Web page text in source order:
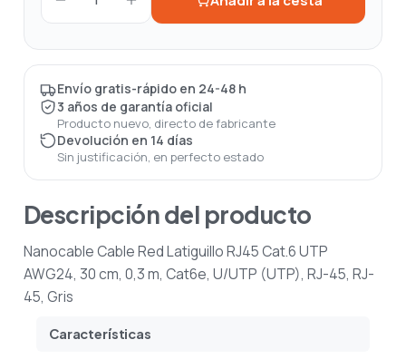
Envío gratis-rápido en 24-48 h
3 años de garantía oficial
Producto nuevo, directo de fabricante
Devolución en 14 días
Sin justificación, en perfecto estado
Descripción del producto
Nanocable Cable Red Latiguillo RJ45 Cat.6 UTP
AWG24, 30 cm, 0,3 m, Cat6e, U/UTP (UTP), RJ-45, RJ-
45, Gris
Características